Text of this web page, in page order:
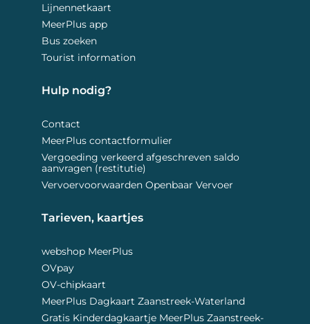
Lijnennetkaart
MeerPlus app
Bus zoeken
Tourist information
Hulp nodig?
Contact
MeerPlus contactformulier
Vergoeding verkeerd afgeschreven saldo
aanvragen (restitutie)
Vervoervoorwaarden Openbaar Vervoer
Tarieven, kaartjes
webshop MeerPlus
OVpay
OV-chipkaart
MeerPlus Dagkaart Zaanstreek-Waterland
Gratis Kinderdagkaartje MeerPlus Zaanstreek-